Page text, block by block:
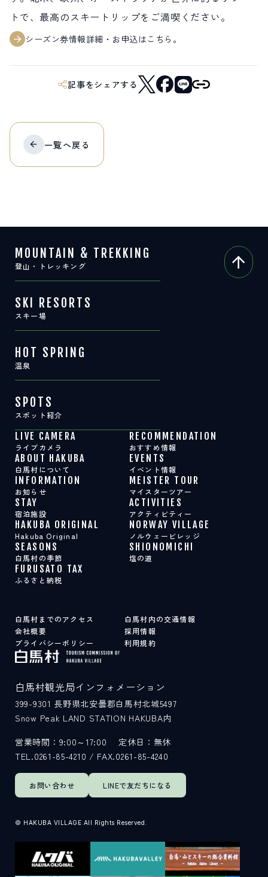
トで、最高のスキートリップをご満喫ください。
シーズン券情報詳細・お申込はこちら。
記事をシェアする
一覧へ戻る
MOUNTAIN & TREKKING
登山・トレッキング
SKI RESORTS
スキー場
HOT SPRING
温泉
SPOTS
スポット紹介
LIVE CAMERA
ライブカメラ
RECOMMENDATION
おすすめ情報
ABOUT HAKUBA
白馬村について
EVENTS
イベント情報
INFORMATION
お知らせ
MEISTER TOUR
マイスターツアー
STAY
宿泊施設
ACTIVITIES
アクティビティー
HAKUBA ORIGINAL
Hakuba Original
NORWAY VILLAGE
ノルウェービレッジ
SEASONS
白馬村の季節
SHIONOMICHI
塩の道
FURUSATO TAX
ふるさと納税
白馬村までのアクセス
白馬村内の交通情報
会社概要
採用情報
プライバシーポリシー
利用規約
お問い合わせ LINEで友だちになる
白馬村観光局インフォメーション
399-9301 長野県北安曇郡白馬村北城5497
Snow Peak LAND STATION HAKUBA内
営業時間：9:00～17:00
定休日：無休
TEL.0261-85-4210 / FAX.0261-85-4240
© HAKUBA VILLAGE All Rights Reserved.